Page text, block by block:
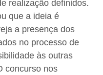
realização definidos.
que a ideia é
a presença dos
no processo de
às outras
concurso nos